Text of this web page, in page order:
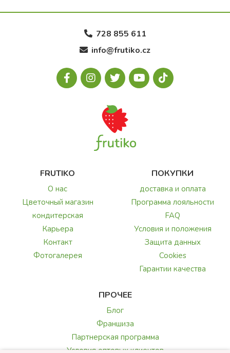
728 855 611
info@frutiko.cz
FRUTIKO
О нас
Цветочный магазин
кондитерская
Карьера
Контакт
Фотогалерея
ПОКУПКИ
доставка и оплата
Программа лояльности
FAQ
Условия и положения
Защита данных
Cookies
Гарантии качества
ПРОЧЕЕ
Блог
Франшиза
Партнерская программа
Условия оптовых клиентов